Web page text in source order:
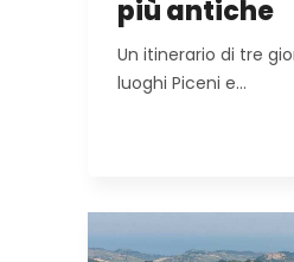
più antiche
Un itinerario di tre
luoghi Piceni e…